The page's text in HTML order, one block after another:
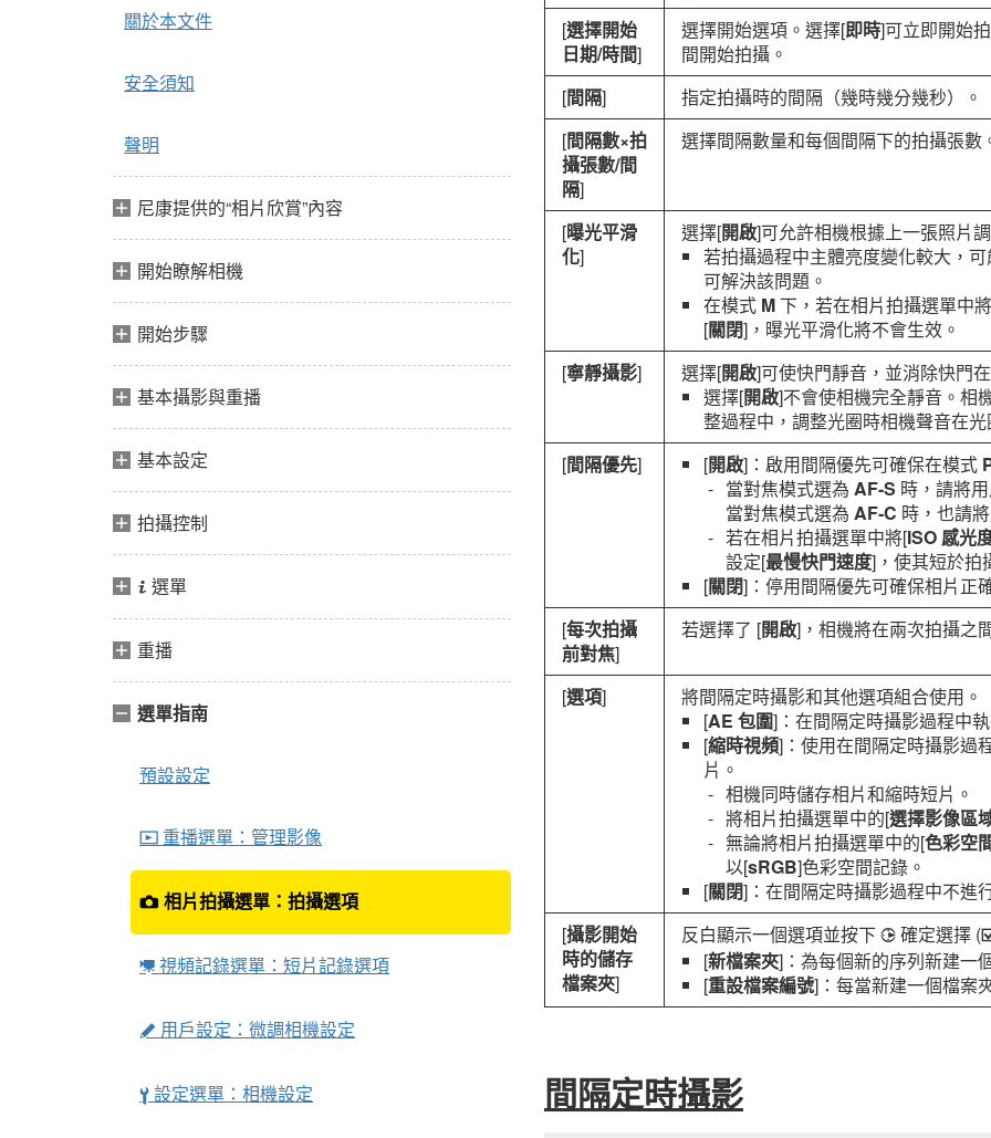
關於本文件
安全須知
聲明
尼康提供的“相片欣賞”內容
開始瞭解相機
開始步驟
基本攝影與重播
基本設定
拍攝控制
i 選單
重播
選單指南
預設設定
D 重播選單：管理影像
C 相片拍攝選單：拍攝選項
1 視頻記錄選單：短片記錄選項
A 用戶設定：微調相機設定
B 設定選單：相機設定
[選擇開始
日期/時間]
選擇開始選項。選擇[即時]可立即開始
間開始拍攝。
[間隔]
指定拍攝時的間隔（幾時幾分幾秒）。
[間隔數×拍
攝張數/間
隔]
選擇間隔數量和每個間隔下的拍攝張數
[曝光平滑
化]
選擇[開啟]可允許相機根據上一張照片
若拍攝過程中主體亮度變化較大，
可解決該問題。
在模式 M下，若在相片拍攝選單中
[關閉]，曝光平滑化將不會生效。
[寧靜攝影] 選擇[開啟]可使快門靜音，並消除快門
選擇[開啟]不會使相機完全靜音。相
整過程中，調整光圈時相機聲音在
[間隔優先] [開啟]：啟用間隔優先可確保在模式
當對焦模式選為 AF‑S 時，請將
當對焦模式選為 AF‑C 時，也請
若在相片拍攝選單中將[ISO 感光
設定[最慢快門速度]，使其短於拍
[關閉]：停用間隔優先可確保相片正
[每次拍攝
前對焦]
若選擇了 [開啟]，相機將在兩次拍攝之
[選項]
將間隔定時攝影和其他選項組合使用。
[AE 包圍]：在間隔定時攝影過程中
[縮時視頻]：使用在間隔定時攝影過
片。
相機同時儲存相片和縮時短片。
將相片拍攝選單中的[選擇影像區
無論將相片拍攝選單中的[色彩空
以[sRGB]色彩空間記錄。
[關閉]：在間隔定時攝影過程中不進
[攝影開始
時的儲存
檔案夾]
反白顯示一個選項並按下 2 確定選擇 (
[新檔案夾]：為每個新的序列新建一
[重設檔案編號]：每當新建一個檔案
間隔定時攝影